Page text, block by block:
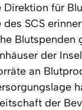
Direktion für
SCS
Blutspenden
der
an
der